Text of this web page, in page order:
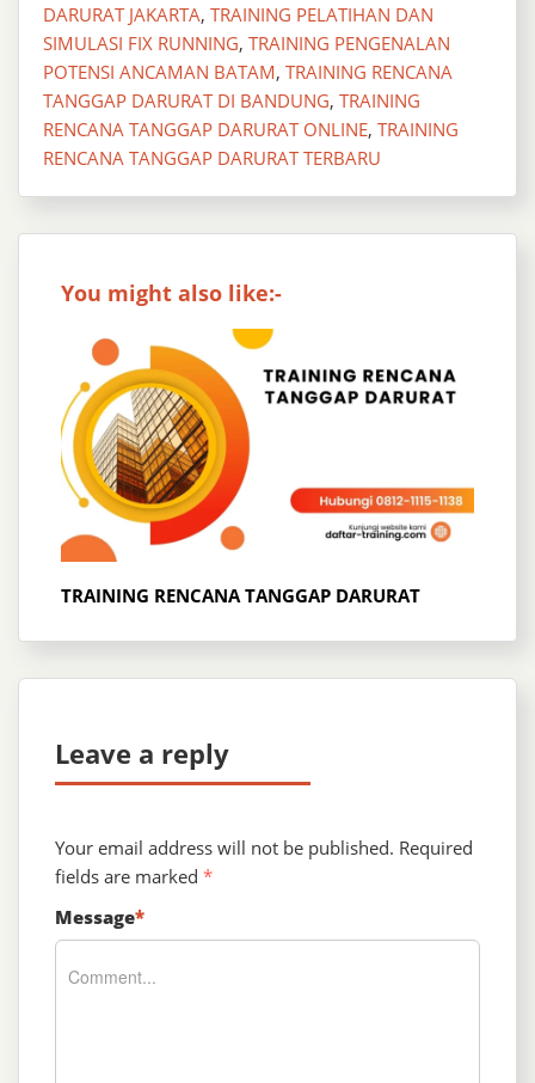
DARURAT JAKARTA, TRAINING PELATIHAN DAN
SIMULASI FIX RUNNING, TRAINING PENGENALAN
POTENSI ANCAMAN BATAM, TRAINING RENCANA
TANGGAP DARURAT DI BANDUNG, TRAINING
RENCANA TANGGAP DARURAT ONLINE, TRAINING
RENCANA TANGGAP DARURAT TERBARU
You might also like:-
TRAINING RENCANA TANGGAP DARURAT
Leave a reply
Your email address will not be published. Required
fields are marked *
Message*